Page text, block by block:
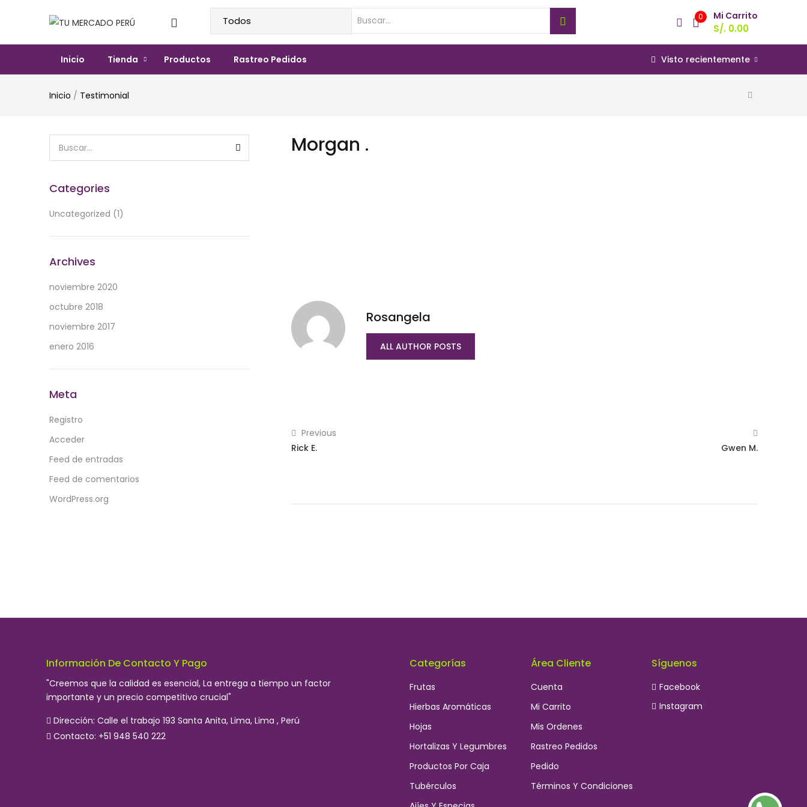
0 Mi Carrito
S/.0.00
Inicio Tienda Productos Rastreo Pedidos Visto recientemente
Inicio / Testimonial
Morgan .
Rosangela
ALL AUTHOR POSTS
Previous
Rick E.
Gwen M.
Categories
Uncategorized (1)
Archives
noviembre 2020
octubre 2018
noviembre 2017
enero 2016
Meta
Registro
Acceder
Feed de entradas
Feed de comentarios
WordPress.org
Información De Contacto Y Pago
"Creemos que la calidad es esencial, La entrega a tiempo un factor
importante y un precio competitivo crucial"
Dirección: Calle el trabajo 193 Santa Anita, Lima, Lima , Perú
Contacto: +51 948 540 222
Categorías
Frutas
Hierbas Aromáticas
Hojas
Hortalizas Y Legumbres
Productos Por Caja
Tubérculos
Área Cliente
Cuenta
Mi Carrito
Mis Ordenes
Rastreo Pedidos
Pedido
Términos Y Condiciones
Síguenos
Facebook
Instagram